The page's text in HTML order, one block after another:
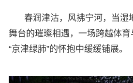
春润津沽，风拂宁河，当湿
舞台的璀璨相遇，一场跨越体
“京津绿肺”的怀抱中缓缓铺展。